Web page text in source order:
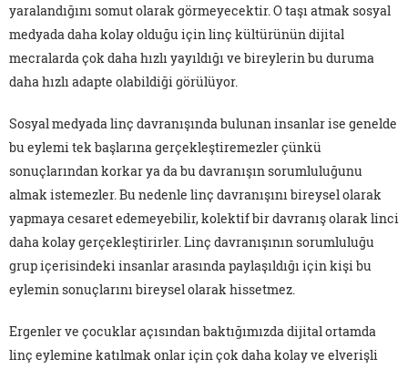
yaralandığını somut olarak görmeyecektir. O taşı atmak sosyal
medyada daha kolay olduğu için linç kültürünün dijital
mecralarda çok daha hızlı yayıldığı ve bireylerin bu duruma
daha hızlı adapte olabildiği görülüyor.
Sosyal medyada linç davranışında bulunan insanlar ise genelde
bu eylemi tek başlarına gerçekleştiremezler çünkü
sonuçlarından korkar ya da bu davranışın sorumluluğunu
almak istemezler. Bu nedenle linç davranışını bireysel olarak
yapmaya cesaret edemeyebilir, kolektif bir davranış olarak linci
daha kolay gerçekleştirirler. Linç davranışının sorumluluğu
grup içerisindeki insanlar arasında paylaşıldığı için kişi bu
eylemin sonuçlarını bireysel olarak hissetmez.
Ergenler ve çocuklar açısından baktığımızda dijital ortamda
linç eylemine katılmak onlar için çok daha kolay ve elverişli